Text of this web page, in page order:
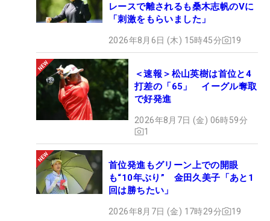
レースで離されるも桑木志帆のVに
「刺激をもらいました」
2026年8月6日 (木) 15時45分 19
＜速報＞松山英樹は首位と4
打差の「65」 イーグル奪取
で好発進
2026年8月7日 (金) 06時59分
1
首位発進もグリーン上での開眼
も“10年ぶり” 金田久美子「あと1
回は勝ちたい」
2026年8月7日 (金) 17時29分 19